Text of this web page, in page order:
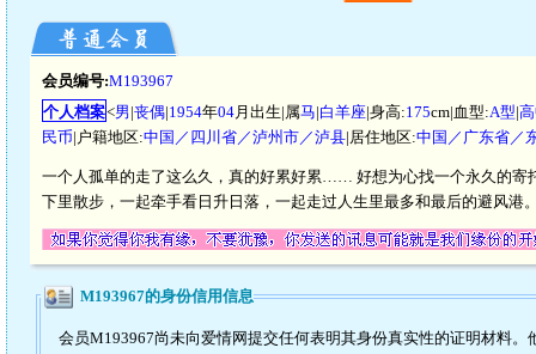
会员编号:M193967
个人档案<男|丧偶|1954年04月出生|属马|白羊座|身高:175cm|血型:A型|
民币|户籍地区:中国／四川省／泸州市／泸县|居住地区:中国／广东省／
一个人孤单的走了这么久，真的好累好累…… 好想为心找一个永久的寄
下里散步，一起牵手看日升日落，一起走过人生里最多和最后的避风港
M193967的身份信用信息
会员M193967尚未向爱情网提交任何表明其身份真实性的证明材料。